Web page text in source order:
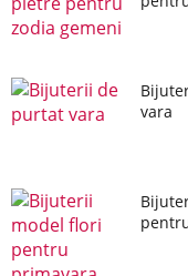
vara